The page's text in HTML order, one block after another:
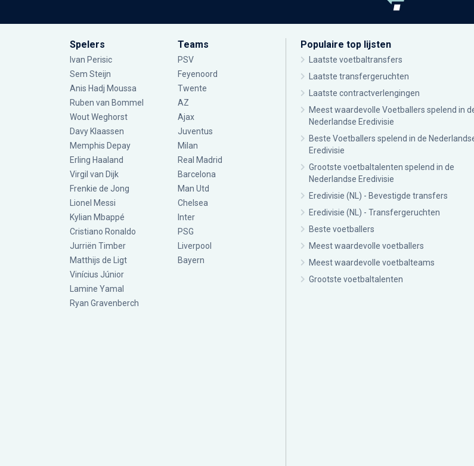
Spelers
Ivan Perisic
Sem Steijn
Anis Hadj Moussa
Ruben van Bommel
Wout Weghorst
Davy Klaassen
Memphis Depay
Erling Haaland
Virgil van Dijk
Frenkie de Jong
Lionel Messi
Kylian Mbappé
Cristiano Ronaldo
Jurriën Timber
Matthijs de Ligt
Vinícius Júnior
Lamine Yamal
Ryan Gravenberch
Teams
PSV
Feyenoord
Twente
AZ
Ajax
Juventus
Milan
Real Madrid
Barcelona
Man Utd
Chelsea
Inter
PSG
Liverpool
Bayern
Populaire top lijsten
Laatste voetbaltransfers
Laatste transfergeruchten
Laatste contractverlengingen
Meest waardevolle Voetballers spelend in
Nederlandse Eredivisie
Beste Voetballers spelend in de
Eredivisie
Grootste voetbaltalenten spelend in de
Nederlandse Eredivisie
Eredivisie (NL) - Bevestigde transfers
Eredivisie (NL) - Transfergeruchten
Beste voetballers
Meest waardevolle voetballers
Meest waardevolle voetbalteams
Grootste voetbaltalenten